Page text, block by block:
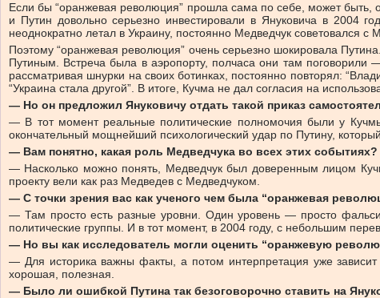
Если бы “оранжевая революция” прошла сама по себе, может быть,
и Путин довольно серьезно инвестировали в Януковича в 2004
неоднократно летал в Украину, постоянно Медведчук советовался с
Поэтому “оранжевая революция” очень серьезно шокировала
Путиным. Встреча была в аэропорту, полчаса они там поговорили
рассматривая шнурки на своих ботинках, постоянно повторял:
“Украина стала другой”. В итоге, Кучма не дал согласия на
— Но он предложил Януковичу отдать такой приказ
— В тот момент реальные политические полномочия были у
окончательный мощнейший психологический удар по Путину,
— Вам понятно, какая роль Медведчука во всех этих событиях?
— Насколько можно понять, Медведчук был доверенным лицом
проекту вели как раз Медведев с Медведчуком.
— С точки зрения вас как ученого чем была “оранжевая
— Там просто есть разные уровни. Один уровень — просто
политические группы. И в тот момент, в 2004 году, с небольшим
— Но вы как исследователь могли оценить “оранжевую
— Для историка важны факты, а потом интерпретация уже
хорошая, полезная.
— Было ли ошибкой Путина так безоговорочно ставить на